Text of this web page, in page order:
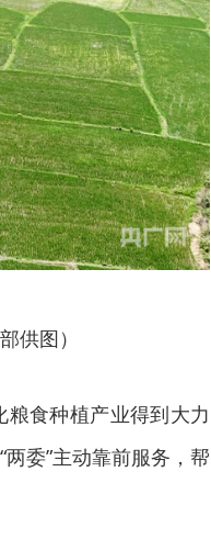
供图）
食种植产业得到大力
委”主动靠前服务，帮